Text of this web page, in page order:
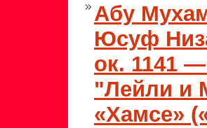
Абу
Юсуф
ок. 1141
"Лейли и
«Хамсе»